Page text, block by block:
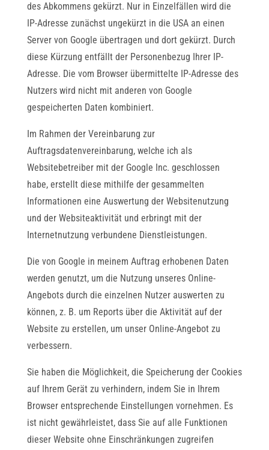
des Abkommens gekürzt. Nur in Einzelfällen wird die
IP-Adresse zunächst ungekürzt in die USA an einen
Server von Google übertragen und dort gekürzt. Durch
diese Kürzung entfällt der Personenbezug Ihrer IP-
Adresse. Die vom Browser übermittelte IP-Adresse des
Nutzers wird nicht mit anderen von Google
gespeicherten Daten kombiniert.
Im Rahmen der Vereinbarung zur
Auftragsdatenvereinbarung, welche ich als
Websitebetreiber mit der Google Inc. geschlossen
habe, erstellt diese mithilfe der gesammelten
Informationen eine Auswertung der Websitenutzung
und der Websiteaktivität und erbringt mit der
Internetnutzung verbundene Dienstleistungen.
Die von Google in meinem Auftrag erhobenen Daten
werden genutzt, um die Nutzung unseres Online-
Angebots durch die einzelnen Nutzer auswerten zu
können, z. B. um Reports über die Aktivität auf der
Website zu erstellen, um unser Online-Angebot zu
verbessern.
Sie haben die Möglichkeit, die Speicherung der Cookies
auf Ihrem Gerät zu verhindern, indem Sie in Ihrem
Browser entsprechende Einstellungen vornehmen. Es
ist nicht gewährleistet, dass Sie auf alle Funktionen
dieser Website ohne Einschränkungen zugreifen